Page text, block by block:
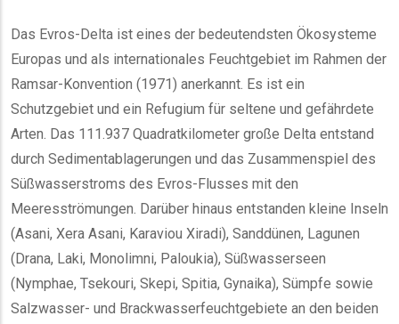
Das Evros-Delta ist eines der bedeutendsten Ökosysteme
Europas und als internationales Feuchtgebiet im Rahmen der
Ramsar-Konvention (1971) anerkannt. Es ist ein
Schutzgebiet und ein Refugium für seltene und gefährdete
Arten. Das 111.937 Quadratkilometer große Delta entstand
durch Sedimentablagerungen und das Zusammenspiel des
Süßwasserstroms des Evros-Flusses mit den
Meeresströmungen. Darüber hinaus entstanden kleine Inseln
(Asani, Xera Asani, Karaviou Xiradi), Sanddünen, Lagunen
(Drana, Laki, Monolimni, Paloukia), Süßwasserseen
(Nymphae, Tsekouri, Skepi, Spitia, Gynaika), Sümpfe sowie
Salzwasser- und Brackwasserfeuchtgebiete an den beiden